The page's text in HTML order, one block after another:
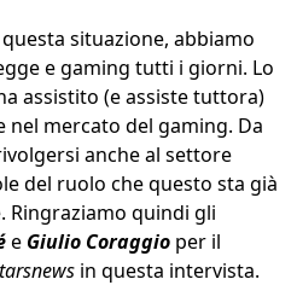
situazione, abbiamo
e gaming tutti i giorni. Lo
assistito (e assiste tuttora)
nel mercato del gaming. Da
anche al settore
del ruolo che questo sta già
Ringraziamo quindi gli
e Giulio Coraggio per il
in questa intervista.